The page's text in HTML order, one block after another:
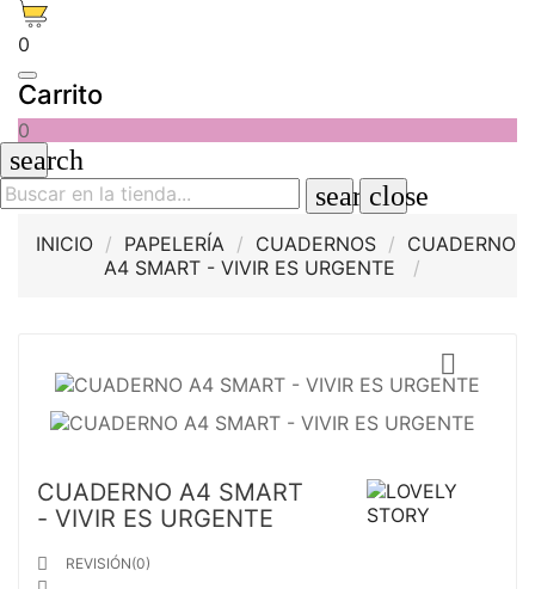
0
Carrito
0
search
searchclose
INICIO PAPELERÍA CUADERNOS
CUADERNO
A4 SMART - VIVIR ES URGENTE

CUADERNO A4 SMART
- VIVIR ES URGENTE

REVISIÓN(0)